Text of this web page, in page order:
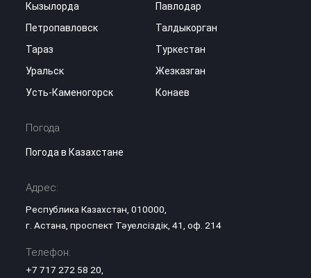
Кызылорда
Павлодар
Петропавловск
Талдыкорган
Тараз
Туркестан
Уральск
Жезказган
Усть-Каменогорск
Конаев
Погода
Погода в Казахстане
Адрес:
Республика Казахстан, 010000,
г. Астана, проспект Тәуелсіздік, 41, оф. 214
Телефон:
+7 717 272 58 20